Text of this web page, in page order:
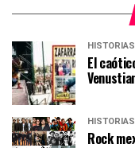
HISTORIAS
El
HISTORIAS
Rock